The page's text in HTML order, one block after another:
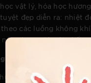
vật lý, hóa học
đẹp diễn ra: nhiệt
các luồng không
lượng từ vật chất
Kính Của Chuyên Gia
ta phải bóc tách nó